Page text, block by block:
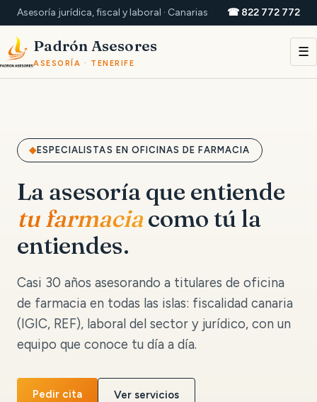
Asesoría jurídica, fiscal y laboral · Canarias ☎ 822 772 772
Padrón Asesores
ASESORÍA · TENERIFE
☰
ESPECIALISTAS EN OFICINAS DE FARMACIA
La asesoría que entiende
tu farmaciacomo tú la
entiendes.
Casi 30 años asesorando a titulares de oficina
de farmacia en todas las islas: fiscalidad canaria
(IGIC, REF), laboral del sector y jurídico, con un
equipo que conoce tu día a día.
Pedir cita Ver servicios